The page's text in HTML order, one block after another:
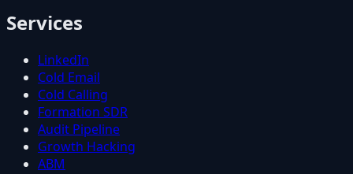
Services
LinkedIn
Cold Email
Cold Calling
Formation SDR
Audit Pipeline
Growth Hacking
ABM